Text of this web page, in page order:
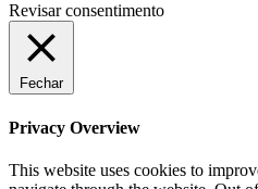
Revisar consentimento
Fechar
Privacy Overview
This website uses cookies to